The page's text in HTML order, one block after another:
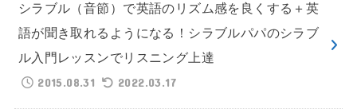
シラブル（音節）で英語のリズム感を良くする＋英
語が聞き取れるようになる！シラブルパパのシラブ
ル入門レッスンでリスニング上達
2015.08.31
2022.03.17